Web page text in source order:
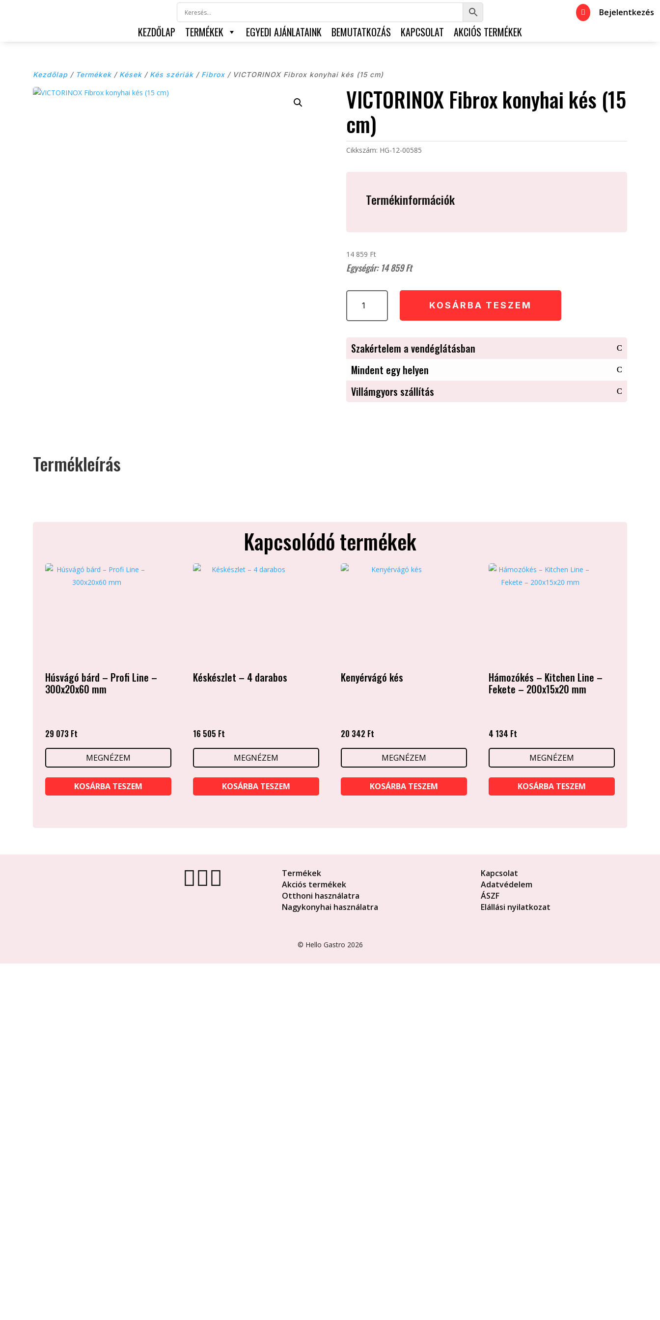
 Bejelentkezés
KEZDŐLAP TERMÉKEK EGYEDI AJÁNLATAINK BEMUTATKOZÁS KAPCSOLAT AKCIÓS TERMÉKEK
Kezdőlap / Termékek / Kések / Kés szériák / Fibrox / VICTORINOX Fibrox konyhai kés (15 cm)
VICTORINOX Fibrox konyhai kés (15
cm)
Cikkszám: HG-12-00585
Termékinformációk
14 859 Ft
14 859Ft
VICTORINOX
Fibrox
konyhai
cm)
KOSÁRBA TESZEM
Szakértelem a vendéglátásban
Mindent egy helyen
Villámgyors szállítás
Termékleírás
Kapcsolódó termékek
Húsvágó bárd – Profi Line –
300x20x60 mm
29 073 Ft
MEGNÉZEM
KOSÁRBA TESZEM
Késkészlet – 4 darabos
16 505 Ft
MEGNÉZEM
KOSÁRBA TESZEM
Kenyérvágó kés
20 342 Ft
MEGNÉZEM
KOSÁRBA TESZEM
Hámozókés – Kitchen Line –
Fekete – 200x15x20 mm
4 134 Ft
MEGNÉZEM
KOSÁRBA TESZEM

Termékek
Akciós termékek
Otthoni használatra
Nagykonyhai használatra
Kapcsolat
Adatvédelem
ÁSZF
Elállási nyilatkozat
© Hello Gastro 2026